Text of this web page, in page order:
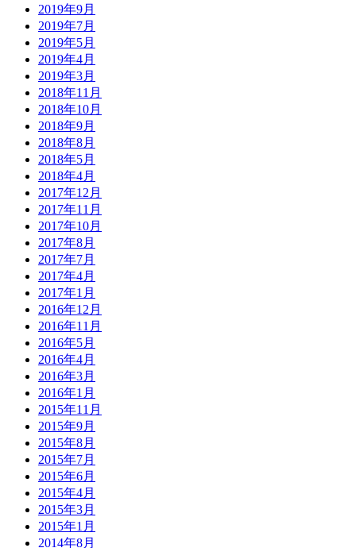
2019年9月
2019年7月
2019年5月
2019年4月
2019年3月
2018年11月
2018年10月
2018年9月
2018年8月
2018年5月
2018年4月
2017年12月
2017年11月
2017年10月
2017年8月
2017年7月
2017年4月
2017年1月
2016年12月
2016年11月
2016年5月
2016年4月
2016年3月
2016年1月
2015年11月
2015年9月
2015年8月
2015年7月
2015年6月
2015年4月
2015年3月
2015年1月
2014年8月